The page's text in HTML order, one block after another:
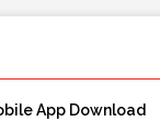
App Download